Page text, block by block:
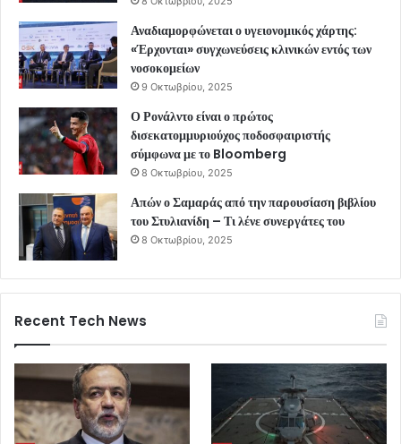
Αναδιαμορφώνεται ο υγειονομικός χάρτης:
«Έρχονται» συγχωνεύσεις κλινικών εντός των
νοσοκομείων
9 Οκτωβρίου, 2025
Ο Ρονάλντο είναι ο πρώτος
δισεκατομμυριούχος ποδοσφαιριστής
σύμφωνα με το Bloomberg
8 Οκτωβρίου, 2025
Απών ο Σαμαράς από την παρουσίαση βιβλίου
του Στυλιανίδη – Τι λένε συνεργάτες του
8 Οκτωβρίου, 2025
Recent Tech News